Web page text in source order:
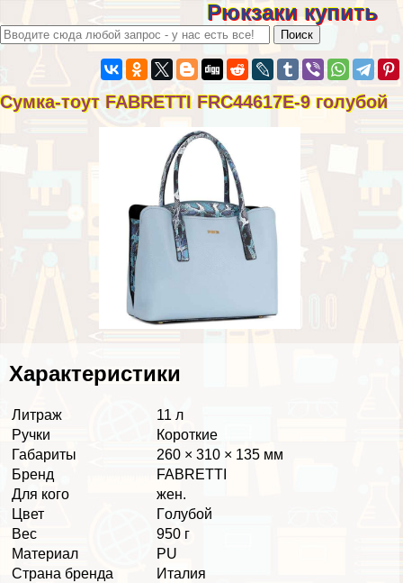
Рюкзаки купить
Сумка-тоут FABRETTI FRC44617E-9 гoлyбой
Хаpaктеристики
Литраж
11 л
Ручки
Короткие
Габариты
260 × 310 × 135 мм
Бренд
FABRETTI
Для кого
жен.
Цвет
Гoлyбой
Вес
950 г
Материал
PU
Страна бренда
Италия